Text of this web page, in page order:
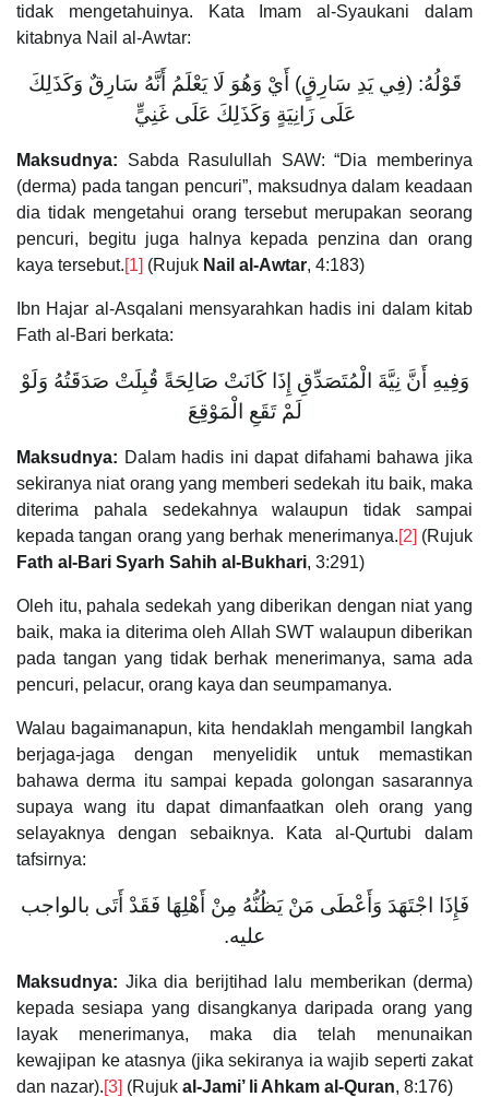
tidak mengetahuinya. Kata Imam al-Syaukani dalam
kitabnya Nail al-Awtar:
قَوْلُهُ: (فِي يَدِ سَارِقٍ) أَيْ وَهُوَ لَا يَعْلَمُ أَنَّهُ سَارِقٌ وَكَذَلِكَ
عَلَى زَانِيَةٍ وَكَذَلِكَ عَلَى غَنِيٍّ
Maksudnya: Sabda Rasulullah SAW: “Dia memberinya
(derma) pada tangan pencuri”, maksudnya dalam keadaan
dia tidak mengetahui orang tersebut merupakan seorang
pencuri, begitu juga halnya kepada penzina dan orang
kaya tersebut.[1] (Rujuk Nail al-Awtar, 4:183)
Ibn Hajar al-Asqalani mensyarahkan hadis ini dalam kitab
Fath al-Bari berkata:
وَفِيهِ أَنَّ نِيَّةَ الْمُتَصَدِّقِ إِذَا كَانَتْ صَالِحَةً قُبِلَتْ صَدَقَتُهُ وَلَوْ
لَمْ تَقَعِ الْمَوْقِعَ
Maksudnya: Dalam hadis ini dapat difahami bahawa jika
sekiranya niat orang yang memberi sedekah itu baik, maka
diterima pahala sedekahnya walaupun tidak sampai
kepada tangan orang yang berhak menerimanya.[2] (Rujuk
Fath al-Bari Syarh Sahih al-Bukhari, 3:291)
Oleh itu, pahala sedekah yang diberikan dengan niat yang
baik, maka ia diterima oleh Allah SWT walaupun diberikan
pada tangan yang tidak berhak menerimanya, sama ada
pencuri, pelacur, orang kaya dan seumpamanya.
Walau bagaimanapun, kita hendaklah mengambil langkah
berjaga-jaga dengan menyelidik untuk memastikan
bahawa derma itu sampai kepada golongan sasarannya
supaya wang itu dapat dimanfaatkan oleh orang yang
selayaknya dengan sebaiknya. Kata al-Qurtubi dalam
tafsirnya:
فَإِذَا اجْتَهَدَ وَأَعْطَى مَنْ يَظُنُّهُ مِنْ أَهْلِهَا فَقَدْ أَتَى بالواجب
عليه.
Maksudnya: Jika dia berijtihad lalu memberikan (derma)
kepada sesiapa yang disangkanya daripada orang yang
layak menerimanya, maka dia telah menunaikan
kewajipan ke atasnya (jika sekiranya ia wajib seperti zakat
dan nazar).[3] (Rujuk al-Jami’ li Ahkam al-Quran, 8:176)